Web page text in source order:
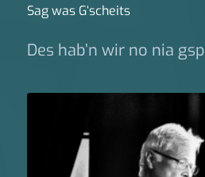
Sag was G‘scheits
Des hab’n wir no nia